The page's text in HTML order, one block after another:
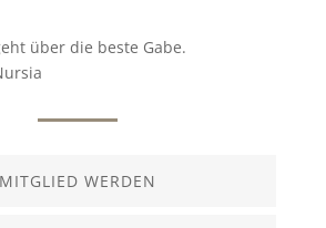
über die beste Gabe.
MITGLIED WERDEN